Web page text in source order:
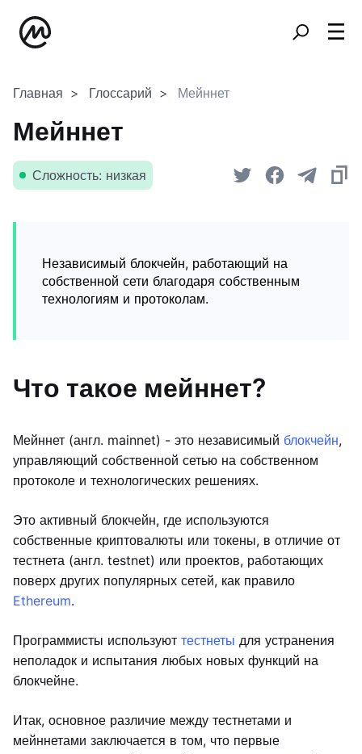
Главная Глоссарий Мейннет
Мейннет
Сложность: низкая
Независимый блокчейн, работающий на
собственной сети благодаря собственным
технологиям и протоколам.
Что такое мейннет?
Мейннет (англ. mainnet) - это независимый блокчейн,
управляющий собственной сетью на собственном
протоколе и технологических решениях.
Это активный блокчейн, где используются
собственные криптовалюты или токены, в отличие от
тестнета (англ. testnet) или проектов, работающих
поверх других популярных сетей, как правило
Ethereum.
Программисты используют тестнеты для устранения
неполадок и испытания любых новых функций на
блокчейне.
Итак, основное различие между тестнетами и
мейннетами заключается в том, что первые